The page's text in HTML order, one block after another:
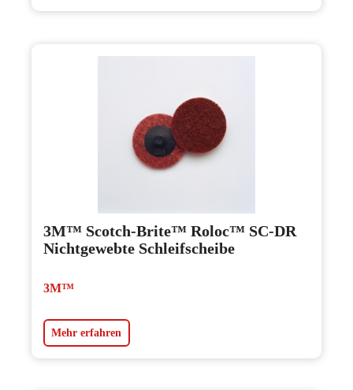
3M™ Scotch-Brite™ Roloc™ SC-DR
Nichtgewebte Schleifscheibe
3M™
Mehr erfahren